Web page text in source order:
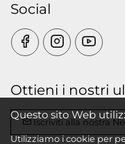
Social
Ottieni i nostri
Iscriviti alla nostra
Questo sito Web
Utilizziamo i cookie per